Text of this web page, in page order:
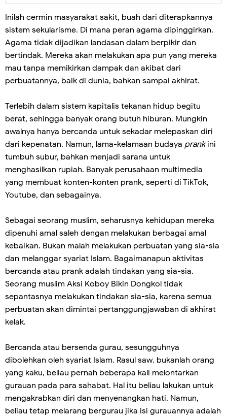
Inilah cermin masyarakat sakit, buah dari diterapkannya
sistem sekularisme. Di mana peran agama dipinggirkan.
Agama tidak dijadikan landasan dalam berpikir dan
bertindak. Mereka akan melakukan apa pun yang mereka
mau tanpa memikirkan dampak dan akibat dari
perbuatannya, baik di dunia, bahkan sampai akhirat.
Terlebih dalam sistem kapitalis tekanan hidup begitu
berat, sehingga banyak orang butuh hiburan. Mungkin
awalnya hanya bercanda untuk sekadar melepaskan diri
dari kepenatan. Namun, lama-kelamaan budaya prankini
tumbuh subur, bahkan menjadi sarana untuk
menghasilkan rupiah. Banyak perusahaan multimedia
yang membuat konten-konten prank, seperti di TikTok,
Youtube, dan sebagainya.
Sebagai seorang muslim, seharusnya kehidupan mereka
dipenuhi amal saleh dengan melakukan berbagai amal
kebaikan. Bukan malah melakukan perbuatan yang sia-sia
dan melanggar syariat Islam. Bagaimanapun aktivitas
bercanda atau prank adalah tindakan yang sia-sia.
Seorang muslim Aksi Koboy Bikin Dongkol tidak
sepantasnya melakukan tindakan sia-sia, karena semua
perbuatan akan dimintai pertanggungjawaban di akhirat
kelak.
Bercanda atau bersenda gurau, sesungguhnya
dibolehkan oleh syariat Islam. Rasul saw. bukanlah orang
yang kaku, beliau pernah beberapa kali melontarkan
gurauan pada para sahabat. Hal itu beliau lakukan untuk
mengakrabkan diri dan menyenangkan hati. Namun,
beliau tetap melarang bergurau jika isi gurauannya adalah